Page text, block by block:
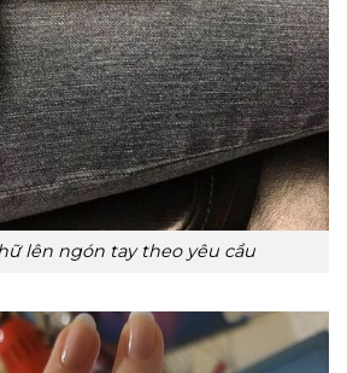
lên ngón tay theo yêu cầu